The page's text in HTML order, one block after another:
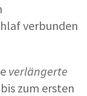
verbunden
verlängerte
zum ersten